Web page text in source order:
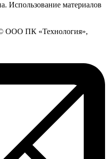
Использование материалов
ООО ПК «Технология»,